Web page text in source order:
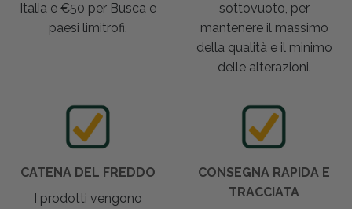
Italia e €50 per Busca e
paesi limitrofi.
sottovuoto, per
mantenere il massimo
della qualità e il minimo
delle alterazioni.
CATENA DEL FREDDO
I prodotti vengono
CONSEGNA RAPIDA E
TRACCIATA